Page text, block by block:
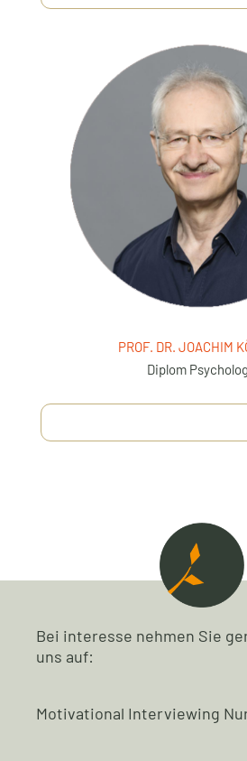
PROF. DR. JOACHIM
Diplom
Bei interesse nehmen Sie
uns auf:
Motivational Interviewing